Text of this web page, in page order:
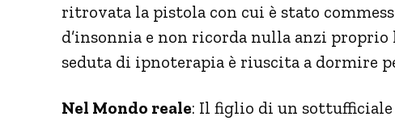
ritrovata la pistola con cui è stato
d’insonnia e non ricorda nulla anzi
seduta di ipnoterapia è riuscita a dormire
Nel Mondo reale: Il figlio di un